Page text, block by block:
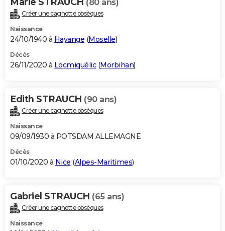
Marie STRAUCH (80 ans)
Créer une cagnotte obsèques
Naissance
24/10/1940 à Hayange (Moselle)
Décès
26/11/2020 à Locmiquélic(Morbihan)
Edith STRAUCH (90 ans)
Créer une cagnotte obsèques
Naissance
09/09/1930 à POTSDAM ALLEMAGNE
Décès
01/10/2020 à Nice (Alpes-Maritimes)
Gabriel STRAUCH (65 ans)
Créer une cagnotte obsèques
Naissance